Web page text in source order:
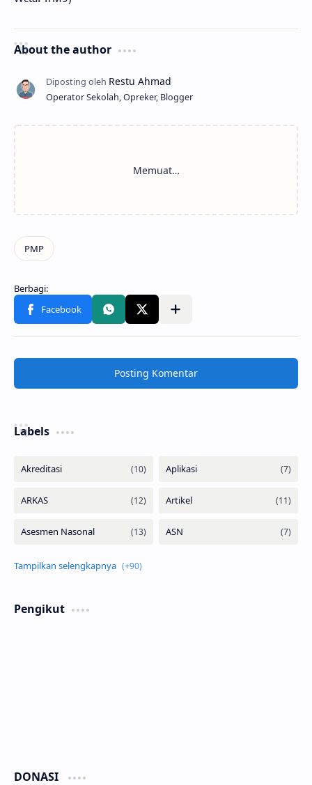
About the author
Operator Sekolah, Opreker, Blogger
Posting Komentar
Labels
Pengikut
DONASI